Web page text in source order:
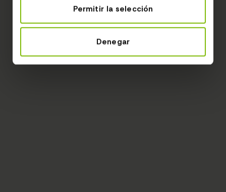
Permitir la selección
Denegar